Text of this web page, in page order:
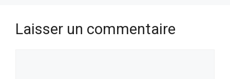
Laisser un commentaire